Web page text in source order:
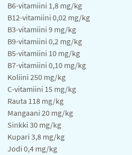
B6-vitamiini 1,8 mg/kg
B12-vitamiini 0,02 mg/kg
B3-vitamiini 9 mg/kg
B9-vitamiini 0,2 mg/kg
B5-vitamiini 10 mg/kg
B7-vitamiini 0,10 mg/kg
Koliini 250 mg/kg
C-vitamiini 15 mg/kg
Rauta 118 mg/kg
Mangaani 20 mg/kg
Sinkki 30 mg/kg
Kupari 3,8 mg/kg
Jodi 0,4 mg/kg